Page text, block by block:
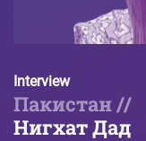
Interview
Пакистан //
Нигхат Дад